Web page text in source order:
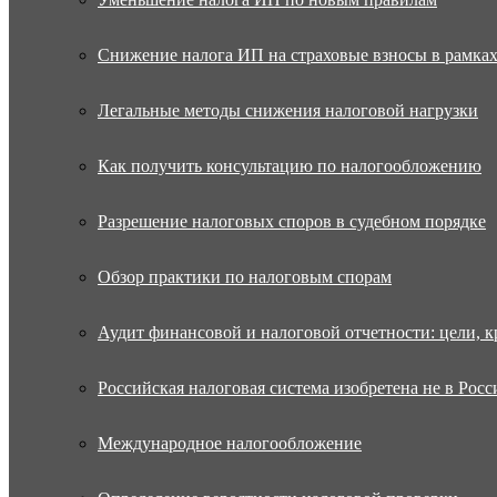
Снижение налога ИП на страховые взносы в
Легальные методы снижения налоговой нагрузки
Как получить консультацию по налогообложению
Разрешение налоговых споров в судебном порядке
Обзор практики по налоговым спорам
Аудит финансовой и налоговой отчетности: цели,
Российская налоговая система изобретена не в
Международное налогообложение